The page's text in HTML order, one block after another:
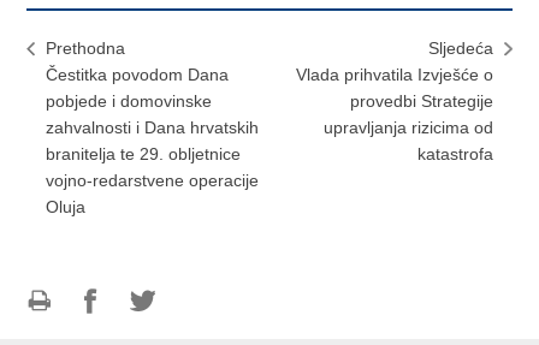
Prethodna
Čestitka povodom Dana
pobjede i domovinske
zahvalnosti i Dana hrvatskih
branitelja te 29. obljetnice
vojno-redarstvene operacije
Oluja
Sljedeća
Vlada prihvatila Izvješće o
provedbi Strategije
upravljanja rizicima od
katastrofa